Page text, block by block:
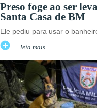
Preso foge ao ser
Santa Casa de BM
Ele pediu para usar o
leia mais